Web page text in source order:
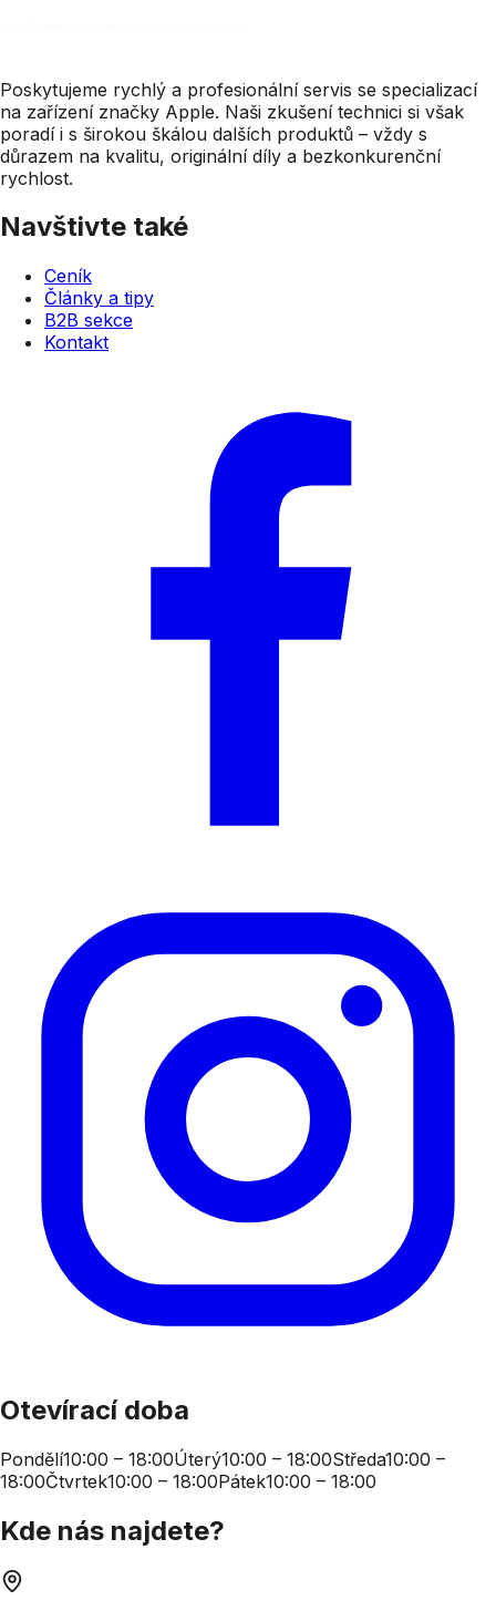
Poskytujeme rychlý a profesionální servis se specializací
na zařízení značky Apple. Naši zkušení technici si však
poradí i s širokou škálou dalších produktů – vždy s
důrazem na kvalitu, originální díly a bezkonkurenční
rychlost.
Navštivte také
Ceník
Články a tipy
B2B sekce
Kontakt
Otevírací doba
Pondělí10:00 – 18:00Úterý10:00 – 18:00Středa10:00 –
18:00Čtvrtek10:00 – 18:00Pátek10:00 – 18:00
Kde nás najdete?